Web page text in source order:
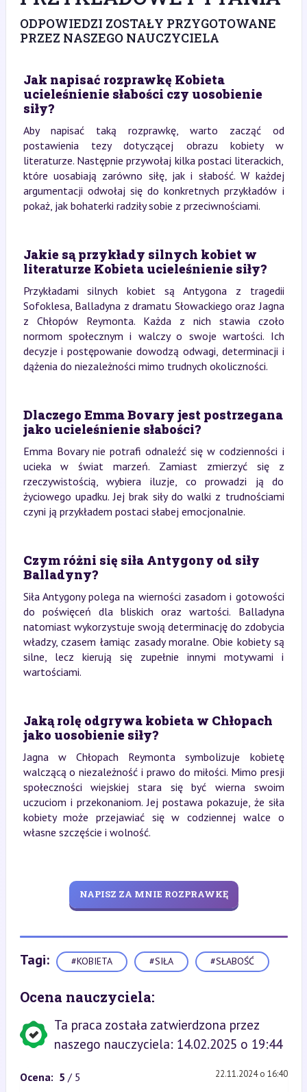
ODPOWIEDZI ZOSTAŁY PRZYGOTOWANE
PRZEZ NASZEGO NAUCZYCIELA
Jak napisać rozprawkę Kobieta
ucieleśnienie słabości czy uosobienie
siły?
Aby napisać taką rozprawkę, warto zacząć od
postawienia tezy dotyczącej obrazu kobiety w
literaturze. Następnie przywołaj kilka postaci literackich,
które uosabiają zarówno siłę, jak i słabość. W każdej
argumentacji odwołaj się do konkretnych przykładów i
pokaż, jak bohaterki radziły sobie z przeciwnościami.
Jakie są przykłady silnych kobiet w
literaturze Kobieta ucieleśnienie siły?
Przykładami silnych kobiet są Antygona z tragedii
Sofoklesa, Balladyna z dramatu Słowackiego oraz Jagna
z Chłopów Reymonta. Każda z nich stawia czoło
normom społecznym i walczy o swoje wartości. Ich
decyzje i postępowanie dowodzą odwagi, determinacji i
dążenia do niezależności mimo trudnych okoliczności.
Dlaczego Emma Bovary jest postrzegana
jako ucieleśnienie słabości?
Emma Bovary nie potrafi odnaleźć się w codzienności i
ucieka w świat marzeń. Zamiast zmierzyć się z
rzeczywistością, wybiera iluzje, co prowadzi ją do
życiowego upadku. Jej brak siły do walki z trudnościami
czyni ją przykładem postaci słabej emocjonalnie.
Czym różni się siła Antygony od siły
Balladyny?
Siła Antygony polega na wierności zasadom i gotowości
do poświęceń dla bliskich oraz wartości. Balladyna
natomiast wykorzystuje swoją determinację do zdobycia
władzy, czasem łamiąc zasady moralne. Obie kobiety są
silne, lecz kierują się zupełnie innymi motywami i
wartościami.
Jaką rolę odgrywa kobieta w Chłopach
jako uosobienie siły?
Jagna w Chłopach Reymonta symbolizuje kobietę
walczącą o niezależność i prawo do miłości. Mimo presji
społeczności wiejskiej stara się być wierna swoim
uczuciom i przekonaniom. Jej postawa pokazuje, że siła
kobiety może przejawiać się w codziennej walce o
własne szczęście i wolność.
NAPISZ ZA MNIE ROZPRAWKĘ
Tagi: #KOBIETA #SIŁA #SŁABOŚĆ
Ocena nauczyciela:
Ta praca została zatwierdzona przez
naszego nauczyciela: 14.02.2025 o 19:44
Ocena: 5 / 5 22.11.2024 o 16:40